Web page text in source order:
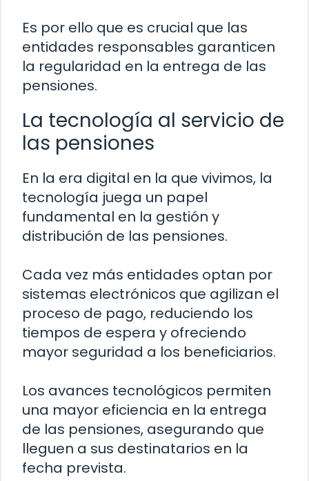
Es por ello que es crucial que las
entidades responsables garanticen
la regularidad en la entrega de las
pensiones.
La tecnología al servicio de
las pensiones
En la era digital en la que vivimos, la
tecnología juega un papel
fundamental en la gestión y
distribución de las pensiones.
Cada vez más entidades optan por
sistemas electrónicos que agilizan el
proceso de pago, reduciendo los
tiempos de espera y ofreciendo
mayor seguridad a los beneficiarios.
Los avances tecnológicos permiten
una mayor eficiencia en la entrega
de las pensiones, asegurando que
lleguen a sus destinatarios en la
fecha prevista.